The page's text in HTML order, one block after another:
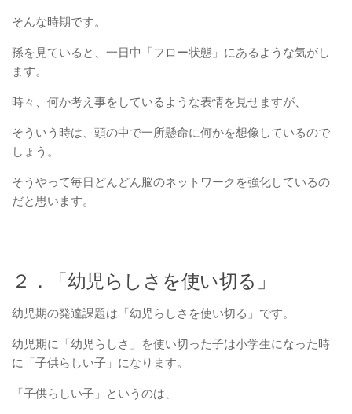
そんな時期です。
孫を見ていると、一日中「フロー状態」にあるような気がし
ます。
時々、何か考え事をしているような表情を見せますが、
そういう時は、頭の中で一所懸命に何かを想像しているので
しょう。
そうやって毎日どんどん脳のネットワークを強化しているの
だと思います。
２．「幼児らしさを使い切る」
幼児期の発達課題は「幼児らしさを使い切る」です。
幼児期に「幼児らしさ」を使い切った子は小学生になった時
に「子供らしい子」になります。
「子供らしい子」というのは、